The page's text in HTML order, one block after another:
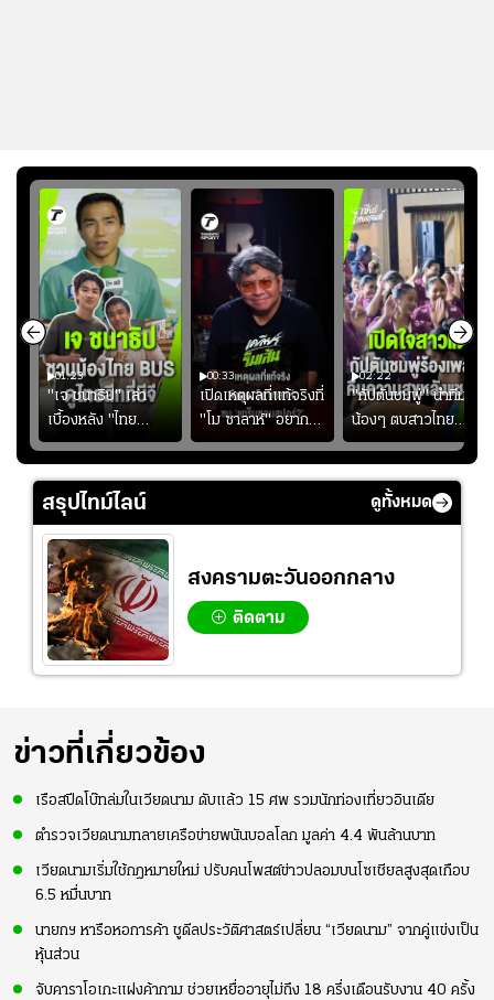
01:23
"เจ ชนาธิป" เล่า
เบื้องหลัง "ไทย
BUS" บังเอิญเจอขอ
ถ่ายรูปที่ฟู้ดแลนด์
00:33
เปิดเหตุผลที่แท้จริงที่
"โม ซาลาห์" อยาก
ย้ายซบ "แทร็บซอนส
ปอร์"
02:22
"กัปตันชมพู่" นำทีม
น้องๆ ตบสาวไทย
ปล่อยจอย โชว์ลูกคอ
สเต็ปเต้น "เปิดใจ
สาวแต"
สรุปไทม์ไลน์ ดูทั้งหมด
สงครามตะวันออกกลาง
ติดตาม
ข่าวที่เกี่ยวข้อง
เรือสปีดโบ๊ทล่มในเวียดนาม ดับแล้ว 15 ศพ รวมนักท่องเที่ยวอินเดีย
ตำรวจเวียดนามทลายเครือข่ายพนันบอลโลก มูลค่า 4.4 พันล้านบาท
เวียดนามเริ่มใช้กฎหมายใหม่ ปรับคนโพสต์ข่าวปลอมบนโซเชียลสูงสุดเกือบ
6.5 หมื่นบาท
นายกฯ หารือหอการค้า ชูดีลประวัติศาสตร์เปลี่ยน “เวียดนาม” จากคู่แข่งเป็น
หุ้นส่วน
จับคาราโอเกะแฝงค้ากาม ช่วยเหยื่ออายุไม่ถึง 18 ครึ่งเดือนรับงาน 40 ครั้ง